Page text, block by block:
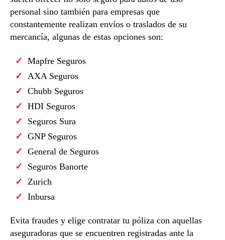
personal sino también para empresas que
constantemente realizan envíos o traslados de su
mercancía, algunas de estas opciones son:
Mapfre Seguros
AXA Seguros
Chubb Seguros
HDI Seguros
Seguros Sura
GNP Seguros
General de Seguros
Seguros Banorte
Zurich
Inbursa
Evita fraudes y elige contratar tu póliza con aquellas
aseguradoras que se encuentren registradas ante la